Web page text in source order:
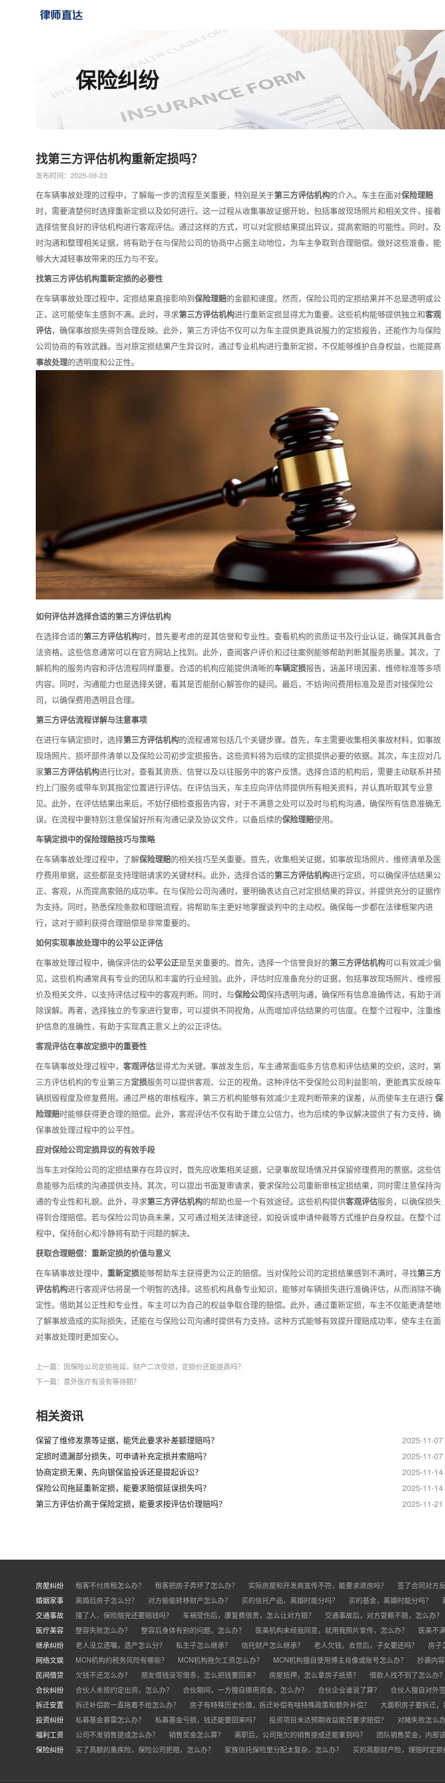
保险纠纷
找第三方评估机构重新定损吗？​
发布时间：2025-09-23
在车辆事故处理的过程中，了解每一步的流程至关重要，特别是关于第三方评估机构的介入。车主在面对保险理赔
时，需要清楚何时选择重新定损以及如何进行。这一过程从收集事故证据开始，包括事故现场照片和相关文件，接着
选择信誉良好的评估机构进行客观评估。通过这样的方式，可以对定损结果提出异议，提高索赔的可能性。同时，及
时沟通和整理相关证据，将有助于在与保险公司的协商中占据主动地位，为车主争取到合理赔偿。做好这些准备，能
够大大减轻事故带来的压力与不安。
找第三方评估机构重新定损的必要性
在车辆事故处理过程中，定损结果直接影响到保险理赔的金额和速度。然而，保险公司的定损结果并不总是透明或公
正，这可能使车主感到不满。此时，寻求第三方评估机构进行重新定损显得尤为重要。这些机构能够提供独立和客观
评估，确保事故损失得到合理反映。此外，第三方评估不仅可以为车主提供更具说服力的定损报告，还能作为与保险
公司协商的有效武器。当对原定损结果产生异议时，通过专业机构进行重新定损，不仅能够维护自身权益，也能提高
事故处理的透明度和公正性。
如何评估并选择合适的第三方评估机构
在选择合适的第三方评估机构时，首先要考虑的是其信誉和专业性。查看机构的资质证书及行业认证，确保其具备合
法资格。这些信息通常可以在官方网站上找到。此外，查阅客户评价和过往案例能够帮助判断其服务质量。其次，了
解机构的服务内容和评估流程同样重要。合适的机构应能提供清晰的车辆定损报告，涵盖环境因素、维修标准等多项
内容。同时，沟通能力也是选择关键，看其是否能耐心解答你的疑问。最后，不妨询问费用标准及是否对接保险公
司，以确保费用透明且合理。
第三方评估流程详解与注意事项
在进行车辆定损时，选择第三方评估机构的流程通常包括几个关键步骤。首先，车主需要收集相关事故材料，如事故
现场照片、损坏部件清单以及保险公司初步定损报告。这些资料将为后续的定损提供必要的依据。其次，车主应对几
家第三方评估机构进行比对，查看其资质、信誉以及以往服务中的客户反馈。选择合适的机构后，需要主动联系并预
约上门服务或带车到其指定位置进行评估。在评估当天，车主应向评估师提供所有相关资料，并认真听取其专业意
见。此外，在评估结果出来后，不妨仔细检查报告内容，对于不满意之处可以及时与机构沟通，确保所有信息准确无
误。在流程中要特别注意保留好所有沟通记录及协议文件，以备后续的保险理赔使用。
车辆定损中的保险理赔技巧与策略
在车辆事故处理过程中，了解保险理赔的相关技巧至关重要。首先，收集相关证据，如事故现场照片、维修清单及医
疗费用单据，这些都是支持理赔请求的关键材料。此外，选择合适的第三方评估机构进行定损，可以确保评估结果公
正、客观，从而提高索赔的成功率。在与保险公司沟通时，要明确表达自己对定损结果的异议，并提供充分的证据作
为支持。同时，熟悉保险条款和理赔流程，将帮助车主更好地掌握谈判中的主动权。确保每一步都在法律框架内进
行，这对于顺利获得合理赔偿是非常重要的。
如何实现事故处理中的公平公正评估
在事故处理过程中，确保评估的公平公正是至关重要的。首先，选择一个信誉良好的第三方评估机构可以有效减少偏
见，这些机构通常具有专业的团队和丰富的行业经验。此外，评估时应准备充分的证据，包括事故现场照片、维修报
价及相关文件，以支持评估过程中的客观判断。同时，与保险公司保持透明沟通，确保所有信息准确传达，有助于消
除误解。再者，选择独立的专家进行复审，可以提供不同视角，从而增加评估结果的可信度。在整个过程中，注重维
护信息的准确性，有助于实现真正意义上的公正评估。
客观评估在事故定损中的重要性
在车辆事故处理过程中， 客观评估显得尤为关键。事故发生后，车主通常面临多方信息和评估结果的交织，这时，第
三方评估机构的专业第三方定损服务可以提供客观、公正的视角。这种评估不受保险公司利益影响，更能真实反映车
辆损毁程度及修复费用。通过严格的审核程序，第三方机构能够有效减少主观判断带来的误差，从而使车主在进行保
险理赔时能够获得更合理的赔偿。此外，客观评估不仅有助于建立公信力，也为后续的争议解决提供了有力支持，确
保事故处理过程中的公平性。
应对保险公司定损异议的有效手段
当车主对保险公司的定损结果存在异议时，首先应收集相关证据，记录事故现场情况并保留修理费用的票据。这些信
息能够为后续的沟通提供支持。其次，可以提出书面复审请求，要求保险公司重新审核定损结果，同时需注意保持沟
通的专业性和礼貌。此外，寻求第三方评估机构的帮助也是一个有效途径。这些机构提供客观评估服务，以确保损失
得到合理赔偿。若与保险公司协商未果，又可通过相关法律途径，如投诉或申请仲裁等方式维护自身权益。在整个过
程中，保持耐心和冷静将有助于问题的解决。
获取合理赔偿：重新定损的价值与意义
在车辆事故处理中， 重新定损能够帮助车主获得更为公正的赔偿。当对保险公司的定损结果感到不满时，寻找第三方
评估机构进行客观评估将是一个明智的选择。这些机构具备专业知识，能够对车辆损失进行准确评估，从而消除不确
定性。借助其公正性和专业性，车主可以为自己的权益争取合理的赔偿。此外，通过重新定损，车主不仅能更清楚地
了解事故造成的实际损失，还能在与保险公司沟通时提供有力支持。这种方式能够有效提升理赔成功率，使车主在面
对事故处理时更加安心。
上一篇：因保险公司定损拖延，财产二次受损，定损价还能提高吗？​
下一篇：意外医疗有没有等待期？
相关资讯
保留了维修发票等证据，能凭此要求补差额理赔吗？
2025-11-07
定损时遗漏部分损失，可申请补充定损并索赔吗？
2025-11-07
协商定损无果，先向银保监投诉还是提起诉讼？
2025-11-14
保险公司拖延重新定损，能要求赔偿延误损失吗？
2025-11-14
第三方评估价高于保险定损，能要求按评估价理赔吗？
2025-11-21
房屋纠纷 租客不付房租怎么办？ 租客把房子弄坏了怎么办？ 实际房屋和开发商宣传不符，能要求退房吗？
签了合同对方
房东不退押金怎么办？
买房的定金能退吗？ 买的房子有问题怎么办？ 买家跳单怎么办？ 购买的房子有抵押
婚姻家事 离婚后房子怎么分？ 对方偷偷转移财产怎么办？ 买的信托产品，离婚时能分吗？ 买的基金，离婚时能分吗？
离婚了公司股权怎么处理？
离婚后财产怎么分？
交通事故 撞了人，保险赔完还要赔钱吗？ 车祸受伤后，康复费很贵，怎么让对方赔？
交通事故后，对方耍赖不赔，怎么办？
交通事故中，医保和对方赔偿能同时拿吗？
车祸导致人死亡，怎么办？
医疗美容 整容失败怎么办？ 整容后身体有别的问题，怎么办？ 医美机构未经我同意，就用我照片宣传，怎么办？
医美不
医美机构宣传的与实际结果不符怎么办？
医疗事故怎么赔偿？ 手术失败怎么赔？
康复治疗费用高昂，医院说只
医疗器械出问题，怎么办？
继承纠纷 老人没立遗嘱，遗产怎么分？ 私生子怎么继承？ 信托财产怎么继承？ 老人欠钱，去世后，子女要还吗？
房子
基金怎么继承？
股票怎么继承？
网络文娱 MCN机构的税务风险有哪些？ MCN机构拖欠工资怎么办？ MCN机构擅自使用博主肖像或账号怎么办？
抄袭内
抖音账号归谁？
民间借贷 欠钱不还怎么办？ 朋友借钱没写借条，怎么把钱要回来？ 房屋抵押，怎么拿房子抵债？
借款人找不到了怎么办
帮人担保借款，对方不还，我要承担全部责任吗？
合伙纠纷 合伙人未按约定出资，怎么办？ 合伙期间，一方擅自挪用资金，怎么办？ 合伙企业谁说了算？
合伙人擅自对外
和合伙人有矛盾，怎么办？
拆迁安置 拆迁补偿款一直拖着不给怎么办？ 房子有特殊历史价值，拆迁补偿有啥特殊政策和额外补偿？
大面积房子要拆迁
投资纠纷
私募基金暴雷怎么办？ 私募基金亏损，钱还能要回来吗？ 投资项目未达预期收益能否要求赔偿？
对赌失败怎么
福利工资
公司不发销售提成怎么办？ 销售奖金怎么算？ 离职后，公司拖欠的销售提成还能拿到吗？
团队销售奖金，内部
销售目标未完成，公司有权不发提成和奖金吗？
公司变更提成和奖金制度，之前的业绩怎么算？
销售提成和奖金
保险纠纷 买了高额的重疾险，保险公司拒赔，怎么办？ 家族信托保险里分配太复杂，怎么办？
买的高额财产险，理赔时定